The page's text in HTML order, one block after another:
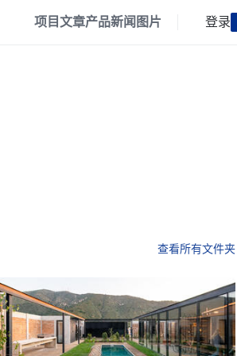
项目文章产品新闻 图片 登录
查看所有文件夹